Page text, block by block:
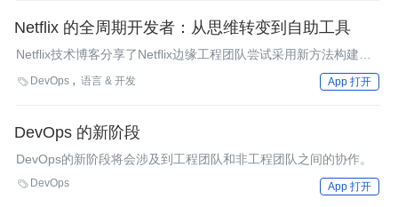
Netflix 的全周期开发者：从思维转变到自助工具
Netflix技术博客分享了Netflix边缘工程团队尝试采用新方法构建和
运维服务的历程，最终产生了一种新的角色，叫作“全周期开发人
员”。开发人员在交付服务的过程中也负责部分运营工作，他们经
平台和工具，但每个团队都可以自由地偏离“平地”。
 DevOps 语言 & 开发 App 打开
DevOps 的新阶段
DevOps的新阶段将会涉及到工程团队和非工程团队之间的协作。
 DevOps App 打开